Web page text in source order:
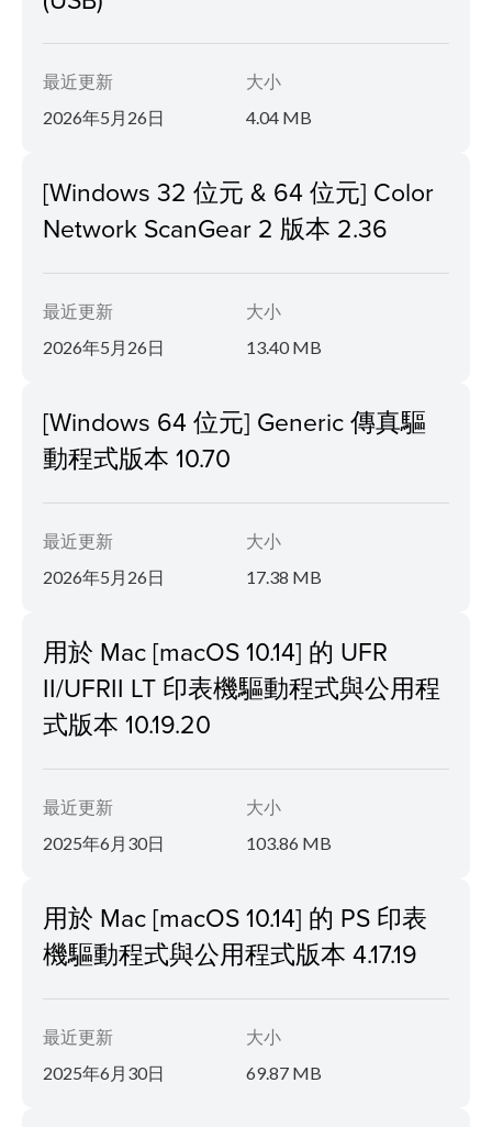
最近更新
2026年5月26日
大小
4.04 MB
[Windows 32 位元 & 64 位元] Color
Network ScanGear 2 版本 2.36
最近更新
2026年5月26日
大小
13.40 MB
[Windows 64 位元] Generic 傳真驅
動程式版本 10.70
最近更新
2026年5月26日
大小
17.38 MB
用於 Mac [macOS 10.14] 的 UFR
II/UFRII LT 印表機驅動程式與公用程
式版本 10.19.20
最近更新
2025年6月30日
大小
103.86 MB
用於 Mac [macOS 10.14] 的 PS 印表
機驅動程式與公用程式版本 4.17.19
最近更新
2025年6月30日
大小
69.87 MB